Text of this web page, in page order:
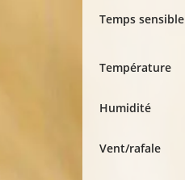
Temps sensible
Température
Humidité
Vent/rafale